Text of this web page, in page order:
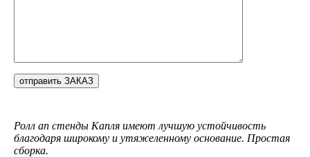
Ролл ап стенды Капля имеют лучшую устойчивость
благодаря широкому и утяжеленному основание. Простая
сборка.